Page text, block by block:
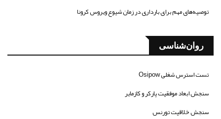
توصیه‌های مهم برای بارداری در زمان شیوع ویروس کرونا
روان‌شناسی
تست استرس شغلی Osipow
سنجش ابعاد موفقیت پارکر و کازمایر
سنجش خلاقیت تورنس